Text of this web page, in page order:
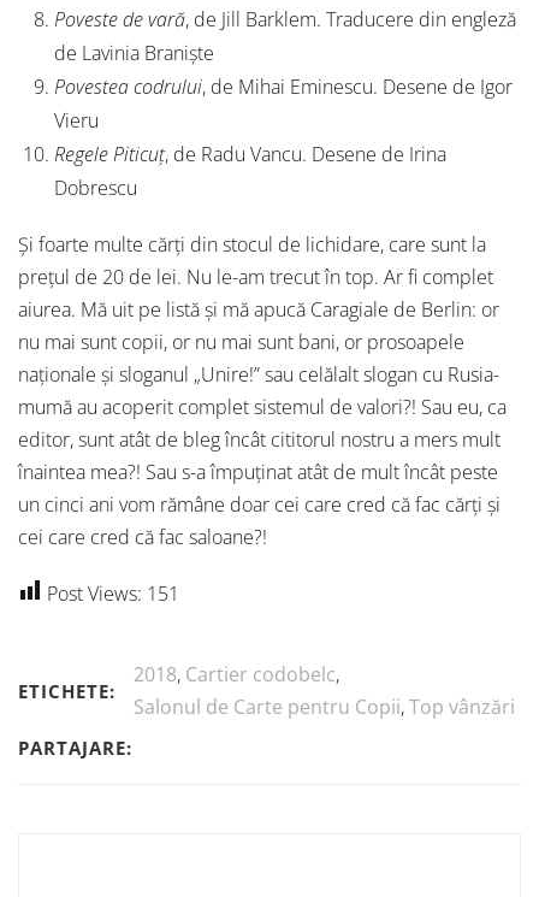
Poveste de vară, de Jill Barklem. Traducere din engleză
de Lavinia Braniște
Povestea codrului, de Mihai Eminescu. Desene de Igor
Vieru
Regele Piticuț, de Radu Vancu. Desene de Irina
Dobrescu
Și foarte multe cărți din stocul de lichidare, care sunt la
prețul de 20 de lei. Nu le-am trecut în top. Ar fi complet
aiurea. Mă uit pe listă și mă apucă Caragiale de Berlin: or
nu mai sunt copii, or nu mai sunt bani, or prosoapele
naționale și sloganul „Unire!” sau celălalt slogan cu Rusia-
mumă au acoperit complet sistemul de valori?! Sau eu, ca
editor, sunt atât de bleg încât cititorul nostru a mers mult
înaintea mea?! Sau s-a împuținat atât de mult încât peste
un cinci ani vom rămâne doar cei care cred că fac cărți și
cei care cred că fac saloane?!
Post Views: 151
ETICHETE:
2018, Cartier codobelc,
Salonul de Carte pentru Copii,Top vânzări
PARTAJARE: